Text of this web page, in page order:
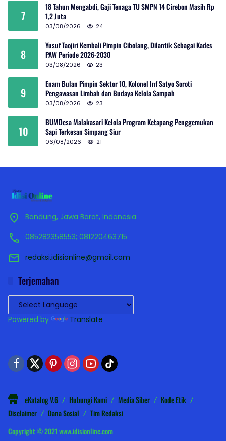
7
18 Tahun Mengabdi, Gaji Tenaga TU SMPN 14 Cirebon Masih Rp
1,2 Juta
03/08/2026 24
8
Yusuf Taojiri Kembali Pimpin Cibolang, Dilantik Sebagai Kades
PAW Periode 2026-2030
03/08/2026 23
9
Enam Bulan Pimpin Sektor 10, Kolonel Inf Satyo Soroti
Pengawasan Limbah dan Budaya Kelola Sampah
03/08/2026 23
10
BUMDesa Malakasari Kelola Program Ketapang Penggemukan
Sapi Terkesan Simpang Siur
06/08/2026 21
Bandung, Jawa Barat, Indonesia
085282358553; 081220463715
redaksi.idisionline@gmail.com
Terjemahan
Powered by Translate
eKatalog V.6 Hubungi Kami Media Siber
Kode Etik
Disclaimer
Dana Sosial
Tim Redaksi
Copyright © 2021 www.idisionline.com